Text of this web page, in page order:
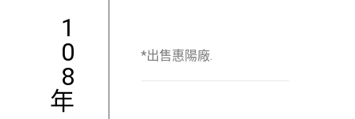
1
0
8
年
*出售惠陽廠.